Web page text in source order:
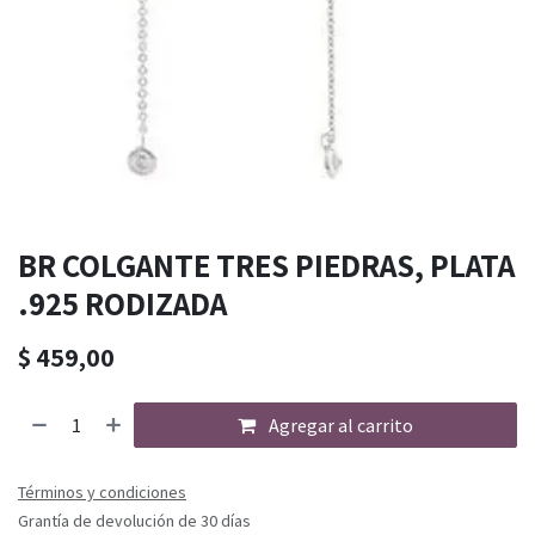
BR COLGANTE TRES PIEDRAS, PLATA
.925 RODIZADA
$ 459,00
Agregar al carrito
Términos y condiciones
Grantía de devolución de 30 días